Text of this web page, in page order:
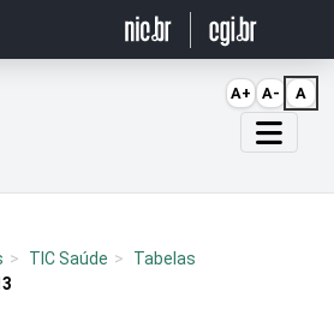
TIC Saúde
Tabelas
A+ A- A